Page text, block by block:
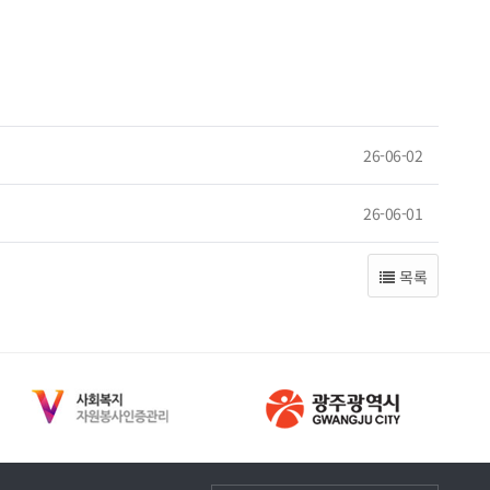
26-06-02
26-06-01
목록